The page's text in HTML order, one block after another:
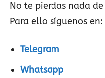
No te pierdas nada
Para ello síguenos en:
Telegram
Whatsapp